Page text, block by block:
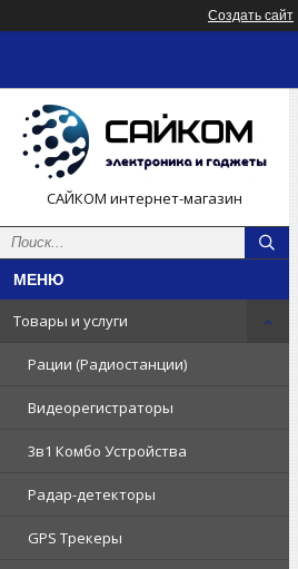
Создать сайт
САЙКОМ интернет-магазин
Товары и услуги
Рации (Радиостанции)
Видеорегистраторы
3в1 Комбо Устройства
Радар-детекторы
GPS Трекеры